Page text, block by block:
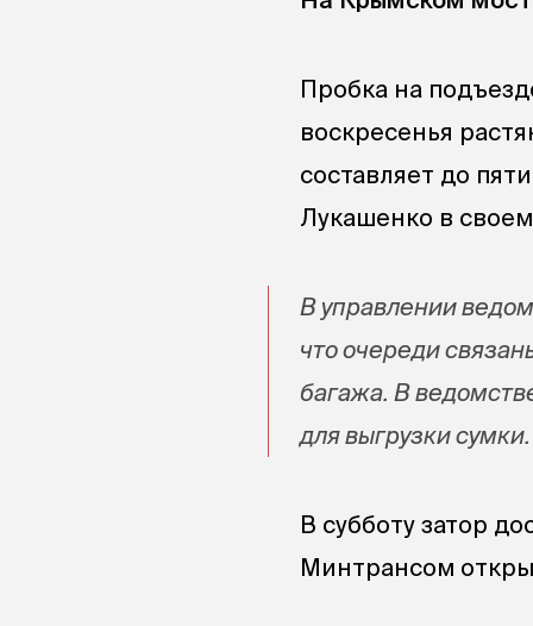
Пробка на
воскресенья
составляет до
Лукашенко в
В управлении
что очереди
багажа. В
для выгрузки сумки.
В субботу затор
Минтрансом